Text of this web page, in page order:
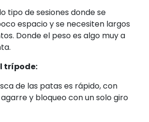
tipo de sesiones donde se
espacio y se necesiten largos
Donde el peso es algo muy a
trípode:
de las patas es rápido, con
y bloqueo con un solo giro